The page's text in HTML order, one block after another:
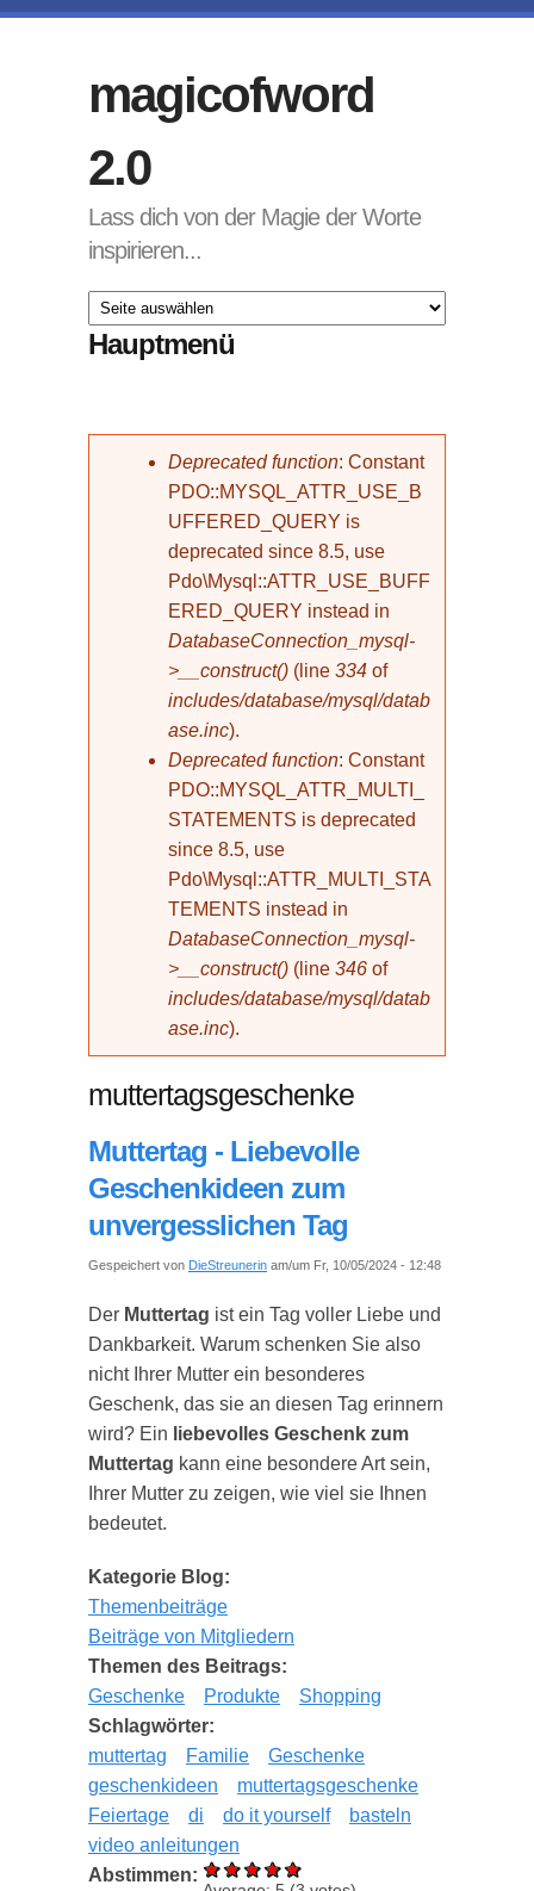
magicofword
2.0
Lass dich von der Magie der Worte
inspirieren...
Hauptmenü
Fehlermeldung
Deprecated function: Constant
PDO::MYSQL_ATTR_USE_B
UFFERED_QUERY is
deprecated since 8.5, use
Pdo\Mysql::ATTR_USE_BUFF
ERED_QUERY instead in
DatabaseConnection_mysql-
>__construct() (line 334 of
includes/database/mysql/datab
ase.inc).
Deprecated function: Constant
PDO::MYSQL_ATTR_MULTI_
STATEMENTS is deprecated
since 8.5, use
Pdo\Mysql::ATTR_MULTI_STA
TEMENTS instead in
DatabaseConnection_mysql-
>__construct() (line 346 of
includes/database/mysql/datab
ase.inc).
muttertagsgeschenke
Muttertag - Liebevolle
Geschenkideen zum
unvergesslichen Tag
Gespeichert von DieStreunerin am/um Fr, 10/05/2024 - 12:48
Der Muttertag ist ein Tag voller Liebe und
Dankbarkeit. Warum schenken Sie also
nicht Ihrer Mutter ein besonderes
Geschenk, das sie an diesen Tag erinnern
wird? Ein liebevolles Geschenk zum
Muttertag kann eine besondere Art sein,
Ihrer Mutter zu zeigen, wie viel sie Ihnen
bedeutet.
Kategorie Blog:
Themenbeiträge
Beiträge von Mitgliedern
Themen des Beitrags:
Geschenke
Produkte
Shopping
Schlagwörter:
muttertag
Familie
Geschenke
geschenkideen
muttertagsgeschenke
Feiertage
di do it yourself
basteln
video anleitungen
Abstimmen: